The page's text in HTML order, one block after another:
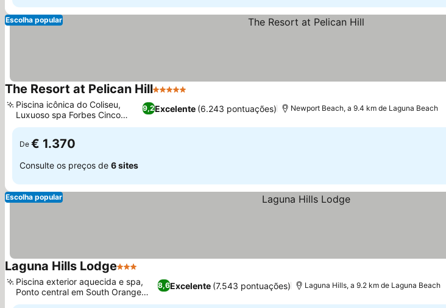
Escolha popular
The Resort at Pelican Hill5 Estrelas
9,2Excelente (6.243 pontuações)
Piscina icônica do Coliseu,
Luxuoso spa Forbes Cinco
Estrelas
Newport Beach, a 9.4 km de Laguna Beach
De € 1.370
Consulte os preços de 6 sites
Escolha popular
Laguna Hills Lodge3 Estrelas
8,6Excelente (7.543 pontuações)
Piscina exterior aquecida e spa,
Ponto central em South Orange
County
Laguna Hills, a 9.2 km de Laguna Beach